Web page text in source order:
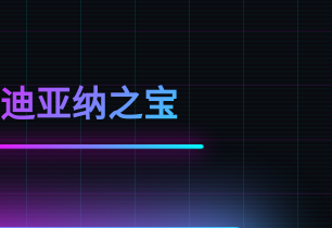
迪亚纳之宝